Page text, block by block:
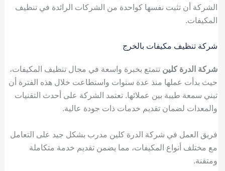
الشركة أن تثبت نفسها كواحدة من الشركات الرائدة في تنظيف
المكيفات.
شركة تنظيف مكيفات بالخرج
شركة الدرة كلين تتمتع بخبرة واسعة في مجال تنظيف المكيفات،
حيث بدأت عملها منذ عدة سنوات واستطاعت خلال هذه الفترة أن
تبني سمعة طيبة بين عملائها. تعتمد الشركة على أحدث التقنيات
والمعدات لضمان تقديم خدمات ذات جودة عالية.
فريق العمل في شركة الدرة كلين مدرب بشكل جيد على التعامل
مع مختلف أنواع المكيفات، مما يضمن تقديم خدمة متكاملة
ومتقنة.